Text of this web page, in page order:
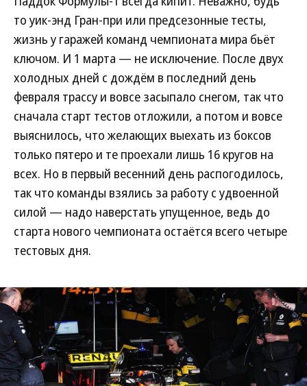
то уик-энд Гран-при или предсезонные тесты,
жизнь у гаражей команд чемпионата мира бьёт
ключом. И 1 марта — не исключение. После двух
холодных дней с дождём в последний день
февраля трассу и вовсе засыпало снегом, так что
сначала старт тестов отложили, а потом и вовсе
выяснилось, что желающих выехать из боксов
только пятеро и те проехали лишь 16 кругов на
всех. Но в первый весенний день распогодилось,
так что команды взялись за работу с удвоенной
силой — надо наверстать упущенное, ведь до
старта нового чемпионата остаётся всего четыре
тестовых дня.